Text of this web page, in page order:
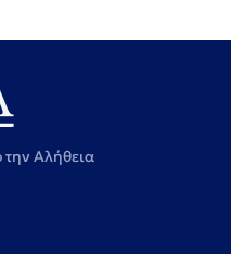
την Αλήθεια